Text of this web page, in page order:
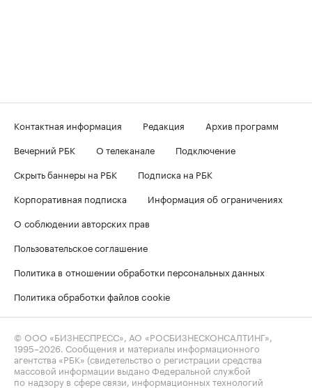
Контактная информация Редакция
Архив программ
Вечерний РБК
О телеканале
Подключение
Скрыть баннеры на РБК
Подписка на РБК
Корпоративная подписка
Информация об ограничениях
О соблюдении авторских прав
Пользовательское соглашение
Политика в отношении обработки персональных данных
Политика обработки файлов cookie
© ООО «БИЗНЕСПРЕСС», АО «РОСБИЗНЕСКОНСАЛТИНГ»,
1995–2026 . Сообщения и материалы информационного
агентства «РБК» (свидетельство о регистрации средства
массовой информации выдано Федеральной службой
по надзору в сфере связи, информационных технологий